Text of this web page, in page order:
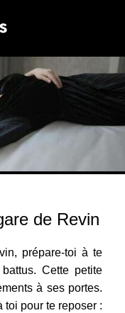
voiture
de Revin
prépare-toi à te
Cette petite
à ses portes.
toi pour te reposer :